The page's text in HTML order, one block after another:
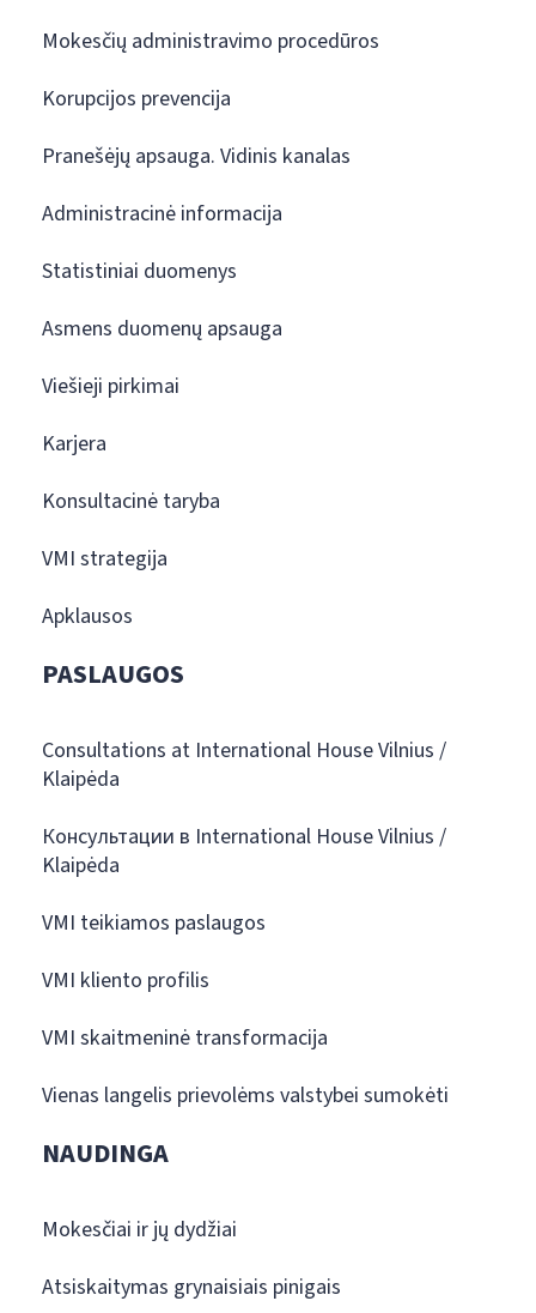
Mokesčių administravimo procedūros
Korupcijos prevencija
Pranešėjų apsauga. Vidinis kanalas
Administracinė informacija
Statistiniai duomenys
Asmens duomenų apsauga
Viešieji pirkimai
Karjera
Konsultacinė taryba
VMI strategija
Apklausos
PASLAUGOS
Consultations at International House Vilnius /
Klaipėda
Консультации в International House Vilnius /
Klaipėda
VMI teikiamos paslaugos
VMI kliento profilis
VMI skaitmeninė transformacija
Vienas langelis prievolėms valstybei sumokėti
NAUDINGA
Mokesčiai ir jų dydžiai
Atsiskaitymas grynaisiais pinigais